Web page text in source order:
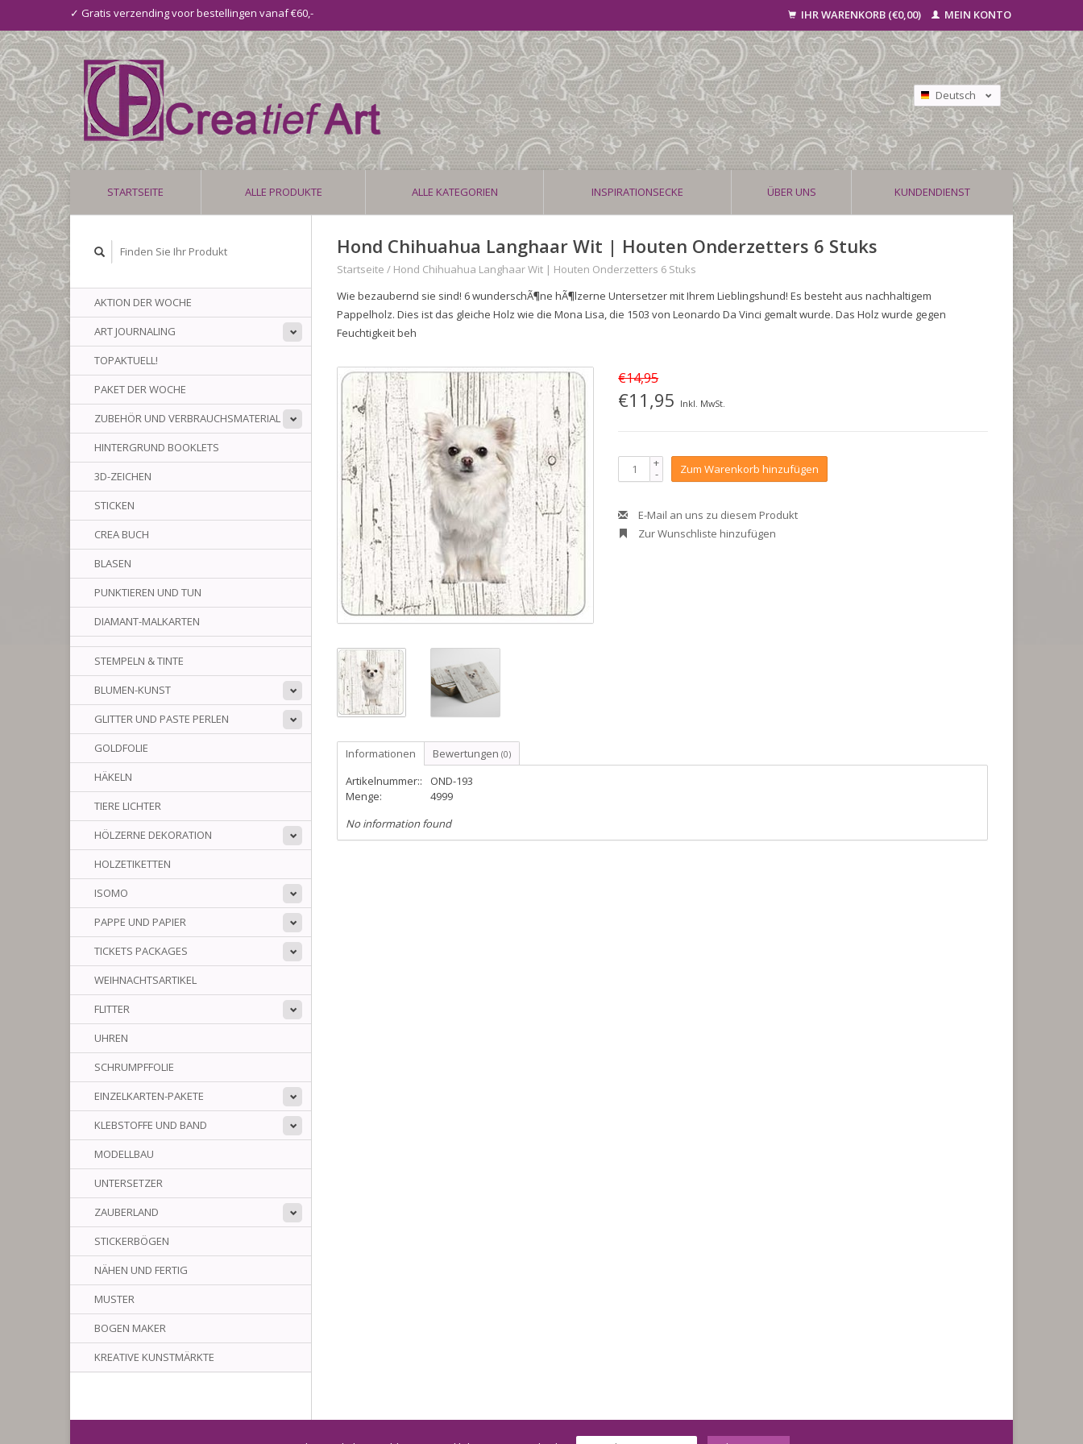
✓ Gratis verzending voor bestellingen vanaf €60,- IHR WARENKORB (€0,00) MEIN KONTO
Deutsch
Nederlands
Français
STARTSEITE ALLE PRODUKTE ALLE KATEGORIEN INSPIRATIONSECKE ÜBER UNS KUNDENDIENST
AKTION DER WOCHE
ART JOURNALING
TOPAKTUELL!
PAKET DER WOCHE
ZUBEHÖR UND VERBRAUCHSMATERIAL
HINTERGRUND BOOKLETS
3D-ZEICHEN
STICKEN
CREA BUCH
BLASEN
PUNKTIEREN UND TUN
DIAMANT-MALKARTEN
STEMPELN & TINTE
BLUMEN-KUNST
GLITTER UND PASTE PERLEN
GOLDFOLIE
HÄKELN
TIERE LICHTER
HÖLZERNE DEKORATION
HOLZETIKETTEN
ISOMO
PAPPE UND PAPIER
TICKETS PACKAGES
WEIHNACHTSARTIKEL
FLITTER
UHREN
SCHRUMPFFOLIE
EINZELKARTEN-PAKETE
KLEBSTOFFE UND BAND
MODELLBAU
UNTERSETZER
ZAUBERLAND
STICKERBÖGEN
NÄHEN UND FERTIG
MUSTER
BOGEN MAKER
KREATIVE KUNSTMÄRKTE
Hond Chihuahua Langhaar Wit | Houten Onderzetters 6 Stuks
Startseite / Hond Chihuahua Langhaar Wit | Houten Onderzetters 6 Stuks
Wie bezaubernd sie sind! 6 wunderschÃ¶ne hÃ¶lzerne Untersetzer mit Ihrem Lieblingshund! Es besteht aus nachhaltigem
Pappelholz. Dies ist das gleiche Holz wie die Mona Lisa, die 1503 von Leonardo Da Vinci gemalt wurde. Das Holz wurde gegen
Feuchtigkeit beh
€14,95
€11,95 Inkl. MwSt.
+
- Zum Warenkorb hinzufügen
E-Mail an uns zu diesem Produkt
Zur Wunschliste hinzufügen
Informationen Bewertungen (0)
Artikelnummer::
OND-193
Menge:
4999
No information found